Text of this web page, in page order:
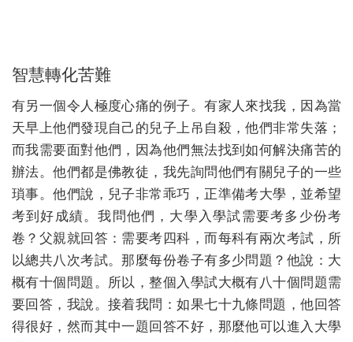
智慧轉化苦難
有另一個令人極度心痛的例子。有家人來找我，因為當
天早上他們發現自己的兒子上吊自殺，他們非常失落；
而我需要面對他們，因為他們無法找到如何解決痛苦的
辦法。他們都是佛教徒，我先詢問他們有關兒子的一些
瑣事。他們說，兒子非常乖巧，正準備考大學，並希望
考到好成績。我問他們，大學入學試需要考多少份考
卷？父親就回答：需要考四科，而每科有兩次考試，所
以總共八次考試。那麼每份卷子有多少問題？他說：大
概有十個問題。所以，整個入學試大概有八十個問題需
要回答，我說。接着我問：如果七十九條問題，他回答
得很好，然而其中一題回答不好，那麼他可以進入大學